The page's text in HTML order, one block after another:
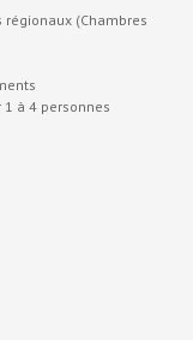
régionaux (Chambres
à 4 personnes